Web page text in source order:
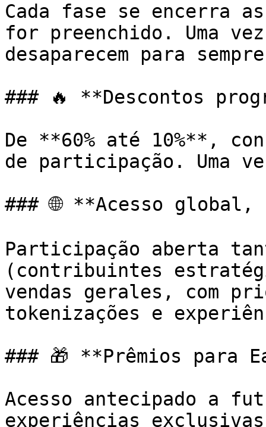
Cada fase se encerra
for preenchido. Uma
desaparecem para
### 🔥 **Descontos
De **60% até 10%**,
de participação. Uma
### 🌐 **Acesso
Participação aberta
(contribuintes
vendas gerales, com
tokenizações e
### 🎁 **Prêmios para
Acesso antecipado a
experiências exclusivas